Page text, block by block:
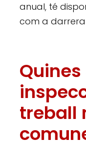
anual, té
com a darrera
treball